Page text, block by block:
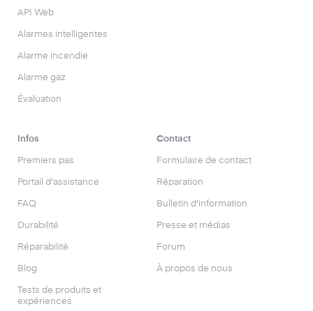
API Web
Alarmes intelligentes
Alarme incendie
Alarme gaz
Évaluation
Infos
Premiers pas
Portail d'assistance
FAQ
Durabilité
Réparabilité
Blog
Tests de produits et
expériences
Contact
Formulaire de contact
Réparation
Bulletin d'information
Presse et médias
Forum
À propos de nous